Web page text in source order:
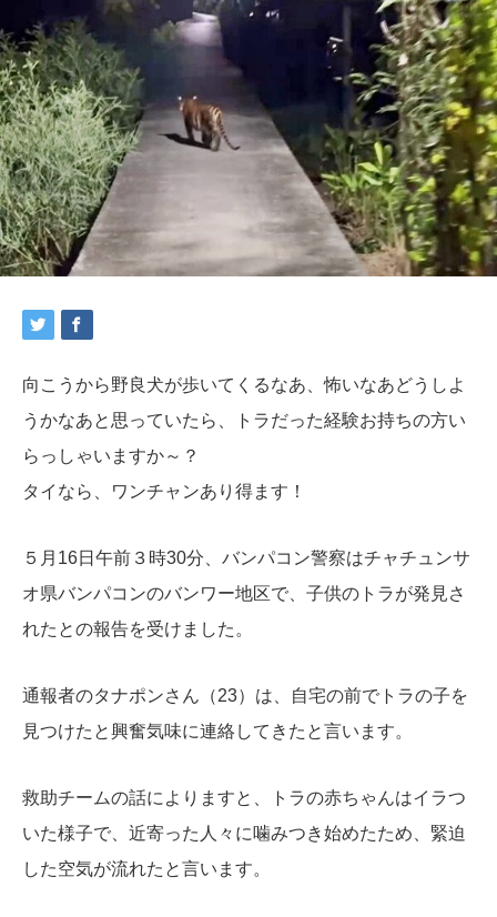
向こうから野良犬が歩いてくるなあ、怖いなあどうしよ
うかなあと思っていたら、トラだった経験お持ちの方い
らっしゃいますか～？
タイなら、ワンチャンあり得ます！
５月16日午前３時30分、バンパコン警察はチャチュンサ
オ県バンパコンのバンワー地区で、子供のトラが発見さ
れたとの報告を受けました。
通報者のタナポンさん（23）は、自宅の前でトラの子を
見つけたと興奮気味に連絡してきたと言います。
救助チームの話によりますと、トラの赤ちゃんはイラつ
いた様子で、近寄った人々に噛みつき始めたため、緊迫
した空気が流れたと言います。